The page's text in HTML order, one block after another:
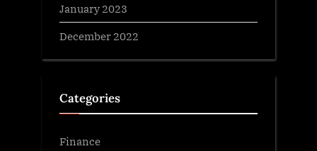
January 2023
December 2022
Categories
Finance